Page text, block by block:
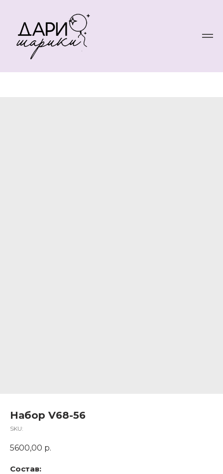
Набор V68-56
SKU:
5600,00 р.
Состав: